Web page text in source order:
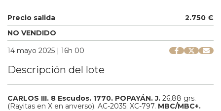
Precio salida
2.750 €
NO VENDIDO
14 mayo 2025 | 16h 00
Descripción del lote
CARLOS III. 8 Escudos. 1770. POPAYÁN.J. 26,88 grs.
(Rayitas en X en anverso). AC-2035; XC-797. MBC/MBC+.